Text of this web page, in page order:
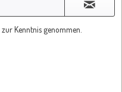
zur Kenntnis genommen.